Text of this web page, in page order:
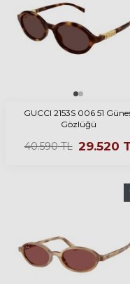
GUCCI 2153S 006 51
Gözlüğü
40.590TL 29.520